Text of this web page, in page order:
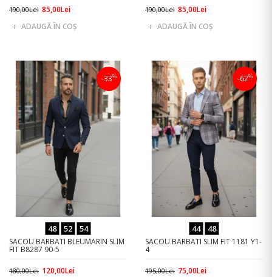
190,00Lei 85,00Lei
ADAUGĂ ÎN COŞ
190,00Lei 85,00Lei
ADAUGĂ ÎN COŞ
-33%
48 52 54
SACOU BARBATI BLEUMARIN SLIM
FIT B8287 90-5
180,00Lei 120,00Lei
-62%
44 48
SACOU BARBATI SLIM FIT 1181 Y1-
4
195,00Lei 75,00Lei